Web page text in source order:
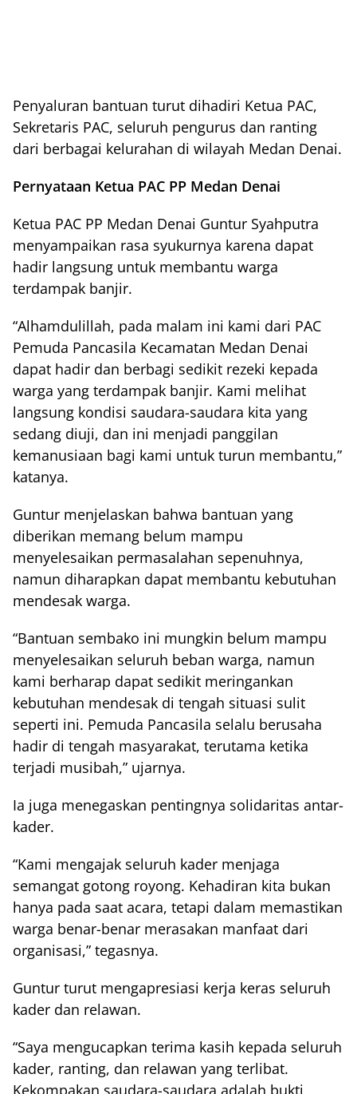
Penyaluran bantuan turut dihadiri Ketua PAC,
Sekretaris PAC, seluruh pengurus dan ranting
dari berbagai kelurahan di wilayah Medan Denai.
Pernyataan Ketua PAC PP Medan Denai
Ketua PAC PP Medan Denai Guntur Syahputra
menyampaikan rasa syukurnya karena dapat
hadir langsung untuk membantu warga
terdampak banjir.
“Alhamdulillah, pada malam ini kami dari PAC
Pemuda Pancasila Kecamatan Medan Denai
dapat hadir dan berbagi sedikit rezeki kepada
warga yang terdampak banjir. Kami melihat
langsung kondisi saudara-saudara kita yang
sedang diuji, dan ini menjadi panggilan
kemanusiaan bagi kami untuk turun membantu,”
katanya.
Guntur menjelaskan bahwa bantuan yang
diberikan memang belum mampu
menyelesaikan permasalahan sepenuhnya,
namun diharapkan dapat membantu kebutuhan
mendesak warga.
“Bantuan sembako ini mungkin belum mampu
menyelesaikan seluruh beban warga, namun
kami berharap dapat sedikit meringankan
kebutuhan mendesak di tengah situasi sulit
seperti ini. Pemuda Pancasila selalu berusaha
hadir di tengah masyarakat, terutama ketika
terjadi musibah,” ujarnya.
Ia juga menegaskan pentingnya solidaritas antar-
kader.
“Kami mengajak seluruh kader menjaga
semangat gotong royong. Kehadiran kita bukan
hanya pada saat acara, tetapi dalam memastikan
warga benar-benar merasakan manfaat dari
organisasi,” tegasnya.
Guntur turut mengapresiasi kerja keras seluruh
kader dan relawan.
“Saya mengucapkan terima kasih kepada seluruh
kader, ranting, dan relawan yang terlibat.
Kekompakan saudara-saudara adalah bukti